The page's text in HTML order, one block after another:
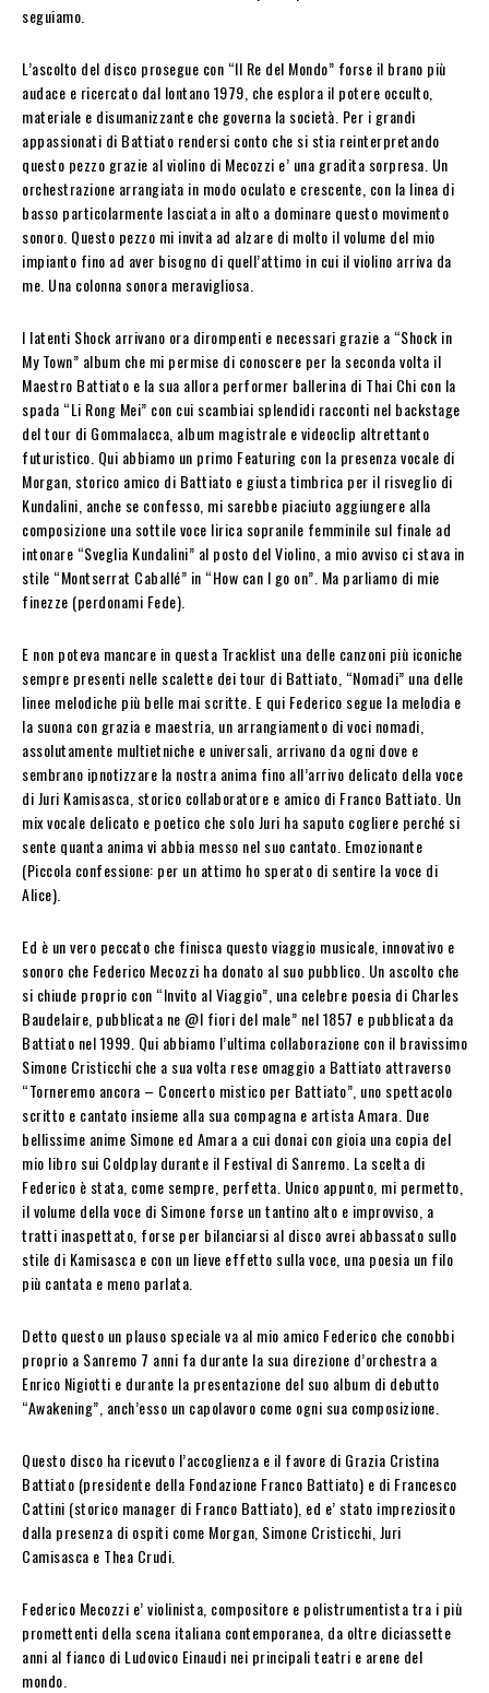
seguiamo.
L’ascolto del disco prosegue con “Il Re del Mondo” forse il brano più
audace e ricercato dal lontano 1979, che esplora il potere occulto,
materiale e disumanizzante che governa la società. Per i grandi
appassionati di Battiato rendersi conto che si stia reinterpretando
questo pezzo grazie al violino di Mecozzi e’ una gradita sorpresa. Un
orchestrazione arrangiata in modo oculato e crescente, con la linea di
basso particolarmente lasciata in alto a dominare questo movimento
sonoro. Questo pezzo mi invita ad alzare di molto il volume del mio
impianto fino ad aver bisogno di quell’attimo in cui il violino arriva da
me. Una colonna sonora meravigliosa.
I latenti Shock arrivano ora dirompenti e necessari grazie a “Shock in
My Town” album che mi permise di conoscere per la seconda volta il
Maestro Battiato e la sua allora performer ballerina di Thai Chi con la
spada “Li Rong Mei” con cui scambiai splendidi racconti nel backstage
del tour di Gommalacca, album magistrale e videoclip altrettanto
futuristico. Qui abbiamo un primo Featuring con la presenza vocale di
Morgan, storico amico di Battiato e giusta timbrica per il risveglio di
Kundalini, anche se confesso, mi sarebbe piaciuto aggiungere alla
composizione una sottile voce lirica sopranile femminile sul finale ad
intonare “Sveglia Kundalini” al posto del Violino, a mio avviso ci stava in
stile “Montserrat Caballé” in “How can I go on”. Ma parliamo di mie
finezze (perdonami Fede).
E non poteva mancare in questa Tracklist una delle canzoni più iconiche
sempre presenti nelle scalette dei tour di Battiato, “Nomadi” una delle
linee melodiche più belle mai scritte. E qui Federico segue la melodia e
la suona con grazia e maestria, un arrangiamento di voci nomadi,
assolutamente multietniche e universali, arrivano da ogni dove e
sembrano ipnotizzare la nostra anima fino all’arrivo delicato della voce
di Juri Kamisasca, storico collaboratore e amico di Franco Battiato. Un
mix vocale delicato e poetico che solo Juri ha saputo cogliere perché si
sente quanta anima vi abbia messo nel suo cantato. Emozionante
(Piccola confessione: per un attimo ho sperato di sentire la voce di
Alice).
Ed è un vero peccato che finisca questo viaggio musicale, innovativo e
sonoro che Federico Mecozzi ha donato al suo pubblico. Un ascolto che
si chiude proprio con “Invito al Viaggio”, una celebre poesia di Charles
Baudelaire, pubblicata ne @I fiori del male” nel 1857 e pubblicata da
Battiato nel 1999. Qui abbiamo l’ultima collaborazione con il bravissimo
Simone Cristicchi che a sua volta rese omaggio a Battiato attraverso
“Torneremo ancora – Concerto mistico per Battiato” , uno spettacolo
scritto e cantato insieme alla sua compagna e artista Amara. Due
bellissime anime Simone ed Amara a cui donai con gioia una copia del
mio libro sui Coldplay durante il Festival di Sanremo. La scelta di
Federico è stata, come sempre, perfetta. Unico appunto, mi permetto,
il volume della voce di Simone forse un tantino alto e improvviso, a
tratti inaspettato, forse per bilanciarsi al disco avrei abbassato sullo
stile di Kamisasca e con un lieve effetto sulla voce, una poesia un filo
più cantata e meno parlata.
Detto questo un plauso speciale va al mio amico Federico che conobbi
proprio a Sanremo 7 anni fa durante la sua direzione d’orchestra a
Enrico Nigiotti e durante la presentazione del suo album di debutto
“Awakening”, anch’esso un capolavoro come ogni sua composizione.
Questo disco ha ricevuto l’accoglienza e il favore di Grazia Cristina
Battiato (presidente della Fondazione Franco Battiato) e di Francesco
Cattini (storico manager di Franco Battiato), ed e’ stato impreziosito
dalla presenza di ospiti come Morgan, Simone Cristicchi, Juri
Camisasca e Thea Crudi.
Federico Mecozzi e’ violinista, compositore e polistrumentista tra i più
promettenti della scena italiana contemporanea, da oltre diciassette
anni al fianco di Ludovico Einaudi nei principali teatri e arene del
mondo.